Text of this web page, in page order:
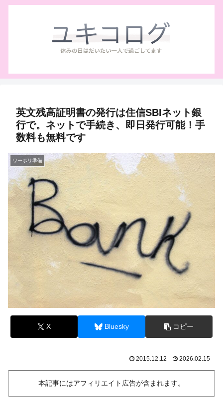
英文残高証明書の発行は住信SBIネット銀
行で。ネットで手続き、即日発行可能！手
数料も無料です
ワーホリ準備
X Bluesky コピー
2015.12.12 2026.02.15
本記事にはアフィリエイト広告が含まれます。